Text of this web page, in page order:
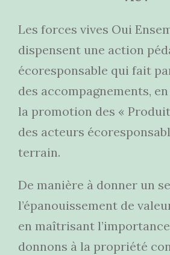
Les forces vives Oui
dispensent une action
écoresponsable qui fait
des accompagnements,
la promotion des «
des acteurs
terrain.
De manière à donner un
l’épanouissement de
en maîtrisant
donnons à la propriété